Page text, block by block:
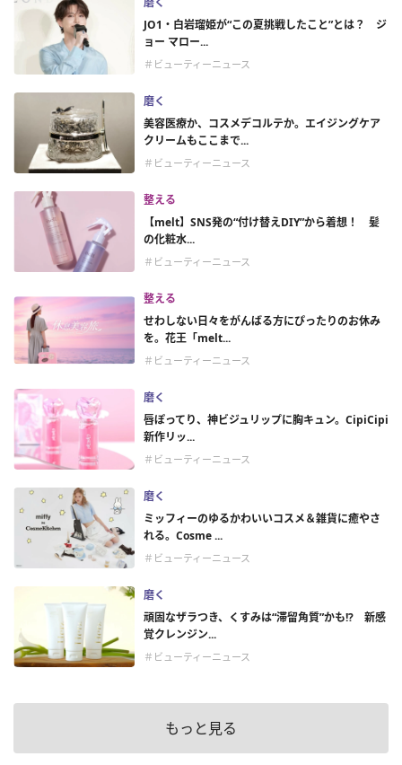
JO1・白岩瑠姫が“この夏挑戦したこと”とは？ ジ
ョー マロー...
＃ビューティーニュース
磨く
美容医療か、コスメデコルテか。エイジングケア
クリームもここまで...
＃ビューティーニュース
整える
【melt】SNS発の“付け替えDIY”から着想！ 髪
の化粧水...
＃ビューティーニュース
整える
せわしない日々をがんばる方にぴったりのお休み
を。花王「melt...
＃ビューティーニュース
磨く
唇ぽってり、神ビジュリップに胸キュン。CipiCipi
新作リッ...
＃ビューティーニュース
磨く
ミッフィーのゆるかわいいコスメ＆雑貨に癒やさ
れる。Cosme ...
＃ビューティーニュース
磨く
頑固なザラつき、くすみは“滞留角質”かも!? 新感
覚クレンジン...
＃ビューティーニュース
もっと見る